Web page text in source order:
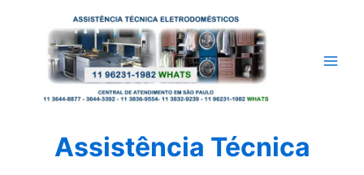
conteúdo
Assistência Técnica